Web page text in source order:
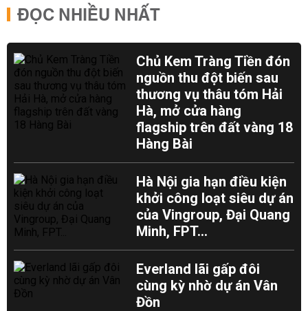
ĐỌC NHIỀU NHẤT
Chủ Kem Tràng Tiền đón
nguồn thu đột biến sau
thương vụ thâu tóm Hải
Hà, mở cửa hàng
flagship trên đất vàng 18
Hàng Bài
Hà Nội gia hạn điều kiện
khởi công loạt siêu dự án
của Vingroup, Đại Quang
Minh, FPT...
Everland lãi gấp đôi
cùng kỳ nhờ dự án Vân
Đồn